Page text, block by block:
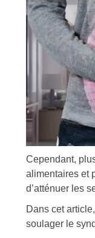
Cependant,
alimentaires et
d’atténuer les
Dans cet
soulager le